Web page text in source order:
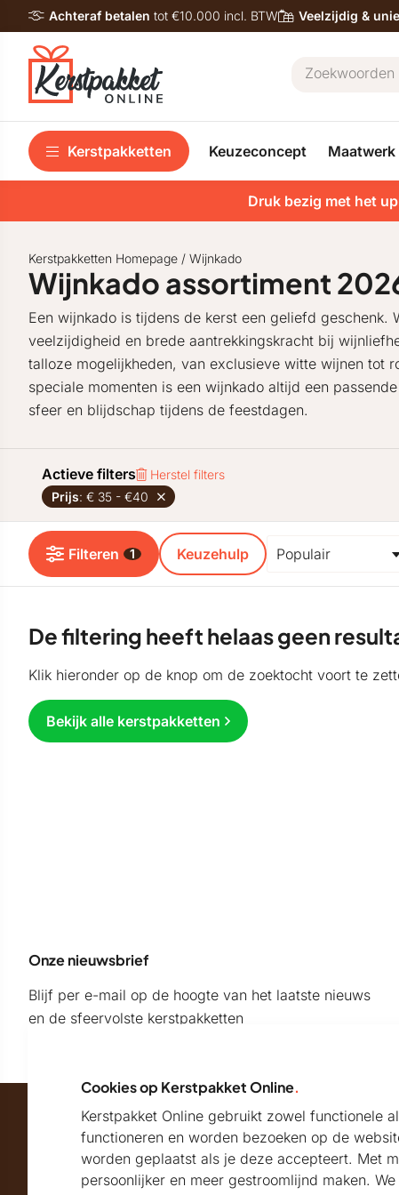
Achteraf betalen tot €10.000 incl. BTW Veelzijdig &
Kerstpakketten Keuzeconcept Maatwerk
Druk bezig met het
Kerstpakketten Homepage / Wijnkado
Wijnkado assortiment
Een wijnkado is tijdens de kerst een geliefd geschenk.
veelzijdigheid en brede aantrekkingskracht bij
talloze mogelijkheden, van exclusieve witte wijnen tot
speciale momenten is een wijnkado altijd een
sfeer en blijdschap tijdens de feestdagen.
Actieve filters
Herstel filters
Prijs: € 35 - €40
Filteren 1 Keuzehulp
De filtering heeft helaas geen
Klik hieronder op de knop om de zoektocht voort te
Bekijk alle kerstpakketten
Onze nieuwsbrief
Blijf per e-mail op de hoogte van het laatste nieuws
en de sfeervolste kerstpakketten
Maatschappelijk partner van
Cookies op Kerstpakket Online.
Kerstpakket Online gebruikt zowel functionele
functioneren en worden bezoeken op de
worden geplaatst als je deze accepteert. Met
persoonlijker en meer gestroomlijnd maken.